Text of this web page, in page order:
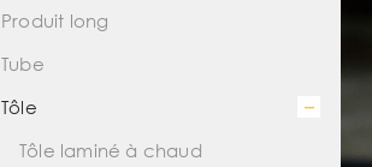
Produit long
Tube
Tôle
Tôle laminé à chaud